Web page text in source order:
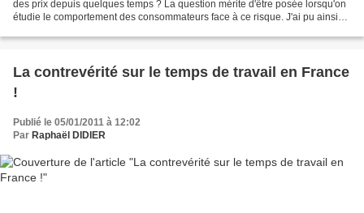
des prix depuis quelques temps ? La question mérite d'être posée lorsqu'on
étudie le comportement des consommateurs face à ce risque. J'ai pu ainsi
La contrevérité sur le temps de travail en France
!
Publié le 05/01/2011 à 12:02
Par Raphaël DIDIER